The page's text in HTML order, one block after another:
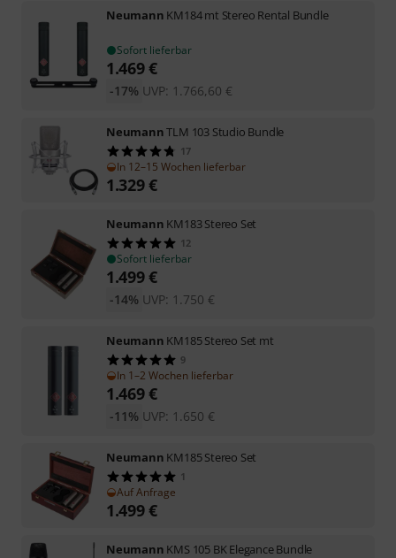
Neumann KM184 mt Stereo Rental Bundle
Sofort lieferbar
1.469€
UVP: 1.766,60 €
-17%
NeumannTLM 103 Studio Bundle
17
In 12–15 Wochen lieferbar
1.329€
Neumann KM183 Stereo Set
12
Sofort lieferbar
1.499€
UVP: 1.750 €
-14%
Neumann KM185 Stereo Set mt
9
In 1–2 Wochen lieferbar
1.469€
UVP: 1.650 €
-11%
Neumann KM185 Stereo Set
1
Auf Anfrage
1.499€
Neumann KMS 105 BK Elegance Bundle